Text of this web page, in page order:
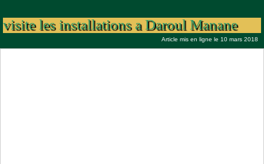
visite les installations a Daroul Manane
Article mis en ligne le 10 mars 2018